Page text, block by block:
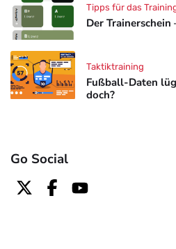
Der Trainerschein
Tipps für das
Fußball-Daten
doch?
Taktiktraining
Go Social